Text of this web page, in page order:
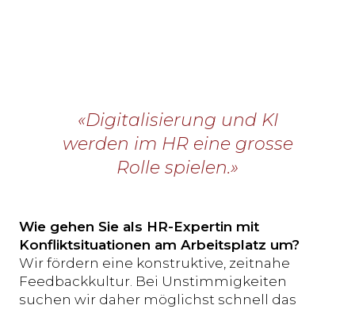
«Digitalisierung und KI
werden im HR eine grosse
Rolle spielen.»
Wie gehen Sie als HR-Expertin mit
Konfliktsituationen am Arbeitsplatz um?
Wir fördern eine konstruktive, zeitnahe
Feedbackkultur. Bei Unstimmigkeiten
suchen wir daher möglichst schnell das